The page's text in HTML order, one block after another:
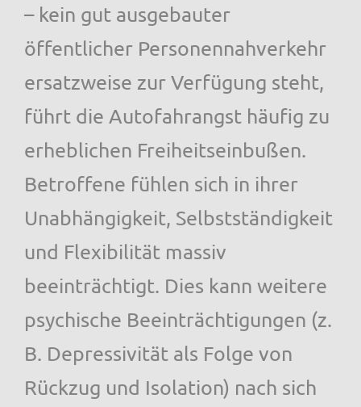
– kein gut ausgebauter
öffentlicher Personennahverkehr
ersatzweise zur Verfügung steht,
führt die Autofahrangst häufig zu
erheblichen Freiheitseinbußen.
Betroffene fühlen sich in ihrer
Unabhängigkeit, Selbstständigkeit
und Flexibilität massiv
beeinträchtigt. Dies kann weitere
psychische Beeinträchtigungen (z.
B. Depressivität als Folge von
Rückzug und Isolation) nach sich